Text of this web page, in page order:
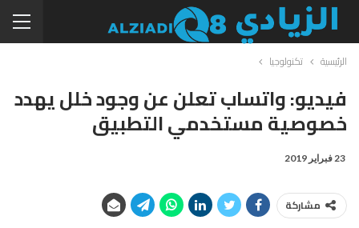
الرئيسية تكنولوجيا
فيديو: واتساب تعلن عن وجود خلل يهدد
خصوصية مستخدمي التطبيق
23 فبراير 2019
مشاركة